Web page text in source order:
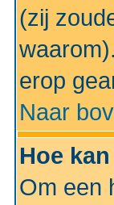
(zij
erop
Naar
Hoe
Om een